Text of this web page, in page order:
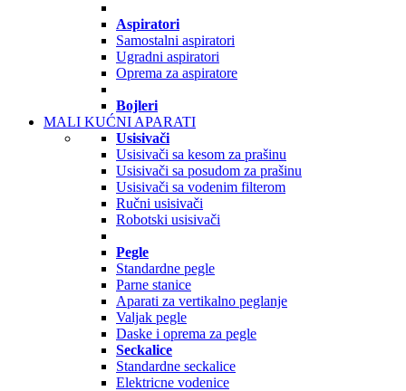
Aspiratori
Samostalni aspiratori
Ugradni aspiratori
Oprema za aspiratore
Bojleri
MALI KUĆNI APARATI
Usisivači
Usisivači sa kesom za prašinu
Usisivači sa posudom za prašinu
Usisivači sa vodenim filterom
Ručni usisivači
Robotski usisivači
Pegle
Standardne pegle
Parne stanice
Aparati za vertikalno peglanje
Valjak pegle
Daske i oprema za pegle
Seckalice
Standardne seckalice
Elektricne vodenice